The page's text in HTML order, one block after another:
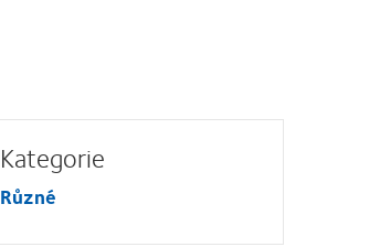
Kategorie
Různé